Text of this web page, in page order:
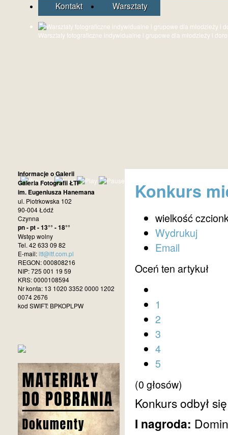
Kontakt
Warsztaty
Warsztaty fotograficzne indywidualne i grupowe dla młodzieży i
Konkurs
wielkość
Wydrukuj
Email
Oceń ten artykuł
1
2
3
4
5
(0 głosów)
Konkurs odbył
I nagroda:
Informacje o Galerii
Galeria Fotografii ŁTF
im. Eugeniusza Hanemana
ul. Piotrkowska 102
90-004 Łódź
Czynna
pn - pt - 13°° - 18°°
Wstęp wolny
Tel. 42 633 09 82
E-mail:ltf@ltf.com.pl
REGON: 000808216
NIP: 725 001 19 59
KRS: 0000108594
Nr konta: 13 1020 3352 0000 1202
0074 2676
kod SWIFT: BPKOPLPW